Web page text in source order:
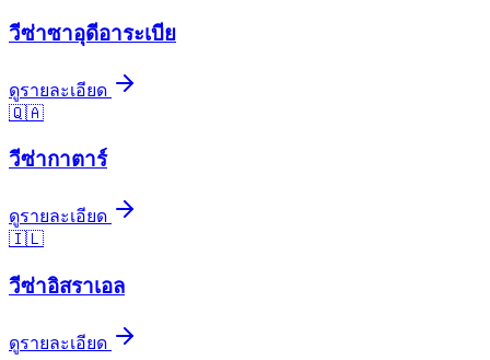
วีซ่าซาอุดีอาระเบีย
ดูรายละเอียด
🇶🇦
วีซ่ากาตาร์
ดูรายละเอียด
🇮🇱
วีซ่าอิสราเอล
ดูรายละเอียด